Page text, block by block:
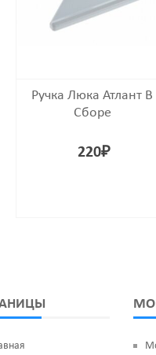
Ручка Люка Атлант В
Сборе
220₽